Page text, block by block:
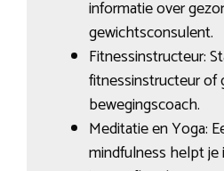
informatie over
gewichtsconsulent.
Fitnessinstructeur:
fitnessinstructeur of
bewegingscoach.
Meditatie en Yoga:
mindfulness helpt